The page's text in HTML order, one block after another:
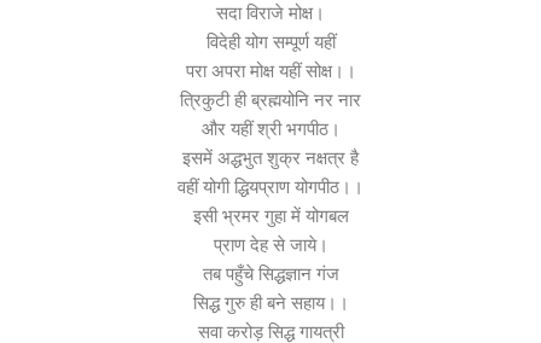
सदा विराजे मोक्ष।
विदेही योग सम्पूर्ण यहीं
परा अपरा मोक्ष यहीं सोक्ष।।
त्रिकुटी ही ब्रह्मयोनि नर नार
और यहीं श्री भगपीठ।
इसमें अद्धभुत शुक्र नक्षत्र है
वहीं योगी द्धियप्राण योगपीठ।।
इसी भ्रमर गुहा में योगबल
प्राण देह से जाये।
तब पहुँचे सिद्धज्ञान गंज
सिद्ध गुरु ही बने सहाय।।
सवा करोड़ सिद्ध गायत्री